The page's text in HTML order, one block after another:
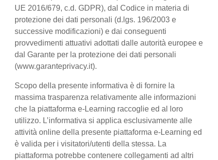
UE 2016/679, c.d. GDPR), dal Codice in materia di
protezione dei dati personali (d.lgs. 196/2003 e
successive modificazioni) e dai conseguenti
provvedimenti attuativi adottati dalle autorità europee e
dal Garante per la protezione dei dati personali
(www.garanteprivacy.it).
Scopo della presente informativa è di fornire la
massima trasparenza relativamente alle informazioni
che la piattaforma e-Learning raccoglie ed al loro
utilizzo. L’informativa si applica esclusivamente alle
attività online della presente piattaforma e-Learning ed
è valida per i visitatori/utenti della stessa. La
piattaforma potrebbe contenere collegamenti ad altri